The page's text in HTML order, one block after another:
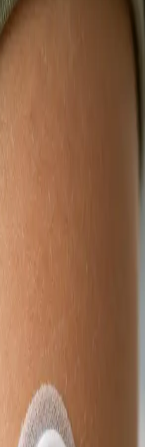
s lékařem, který má
zde. Vyberte volný
registrovaným ve
posoudí vaše příznaky
elektronicky, je-li to klinicky
ještě dnes.